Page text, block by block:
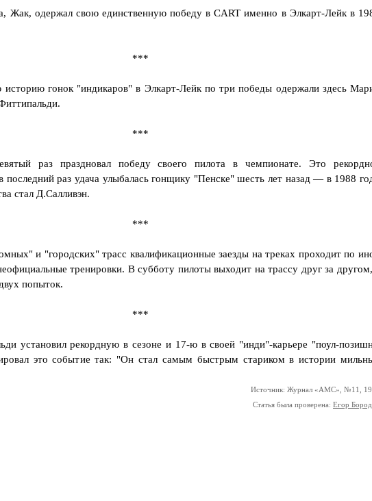
Жак, одержал свою единственную победу в CART именно в Элкарт-Лейк в
***
историю гонок "индикаров" в Элкарт-Лейк по три победы одержали здесь
***
раз праздновал победу своего пилота в чемпионате. Это
последний раз удача улыбалась гонщику "Пенске" шесть лет назад — в 1988
стал Д.Салливэн.
***
и "городских" трасс квалификационные заезды на треках проходит по
тренировки. В субботу пилоты выходит на трассу друг за
попыток.
***
установил рекордную в сезоне и 17-ю в своей "инди"-карьере "поул-
это событие так: "Он стал самым быстрым стариком в истории
Источник: Журнал «АМС», №11,
Статья была проверена: Егор